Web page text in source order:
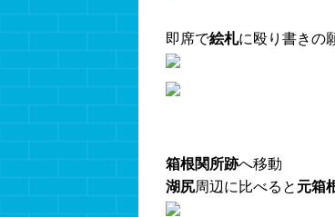
即席で絵札に殴り書きの
箱根関所跡へ移動
湖尻周辺に比べると元箱